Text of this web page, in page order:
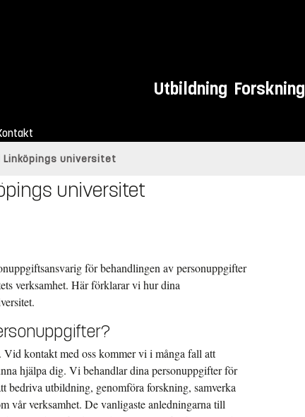
Utbildning Forskning
universitet
universitet
för behandlingen av personuppgifter
verksamhet. Här förklarar vi hur dina
kontakt med oss kommer vi i många fall att
hjälpa dig. Vi behandlar dina personuppgifter för
bedriva utbildning, genomföra forskning, samverka
vår verksamhet. De vanligaste anledningarna till